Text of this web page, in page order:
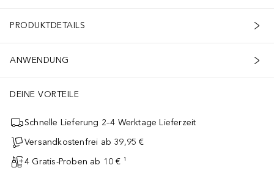
PRODUKTDETAILS
ANWENDUNG
DEINE VORTEILE
Schnelle Lieferung 2–4 Werktage Lieferzeit
Versandkostenfrei ab 39,95 €
4 Gratis-Proben ab 10 € ¹